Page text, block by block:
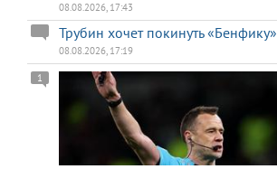
08.08.2026, 17:43
Трубин хочет покинуть «Бенфику»
08.08.2026, 17:19
1